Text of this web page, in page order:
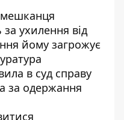
ухилення від
йому загрожує
в суд справу
за одержання